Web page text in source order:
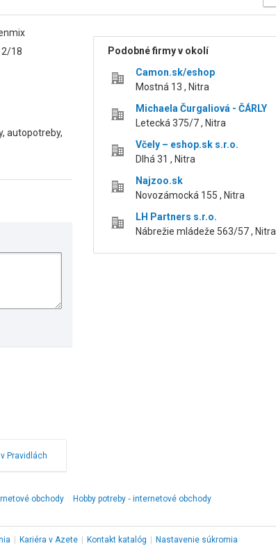
18
autopotreby,
Pravidlách
Podobné firmy v okolí
Camon.sk/eshop
Mostná 13 , Nitra
Michaela Čurgaliová - ČÁRLY
Letecká 375/7 , Nitra
Včely – eshop.sk s.r.o.
Dlhá 31 , Nitra
Najzoo.sk
Novozámocká 155 , Nitra
LH Partners s.r.o.
Nábrežie mládeže 563/57 , Nitra
obchody Hobby potreby ‑ internetové obchody
Kariéra v Azete Kontakt katalóg Nastavenie súkromia